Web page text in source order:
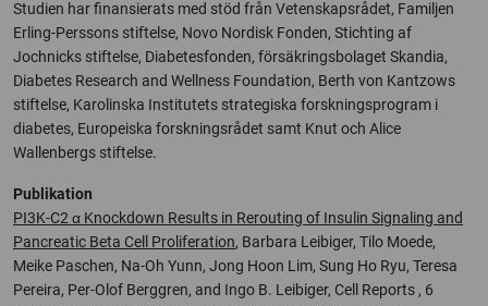
Studien har finansierats med stöd från Vetenskapsrådet, Familjen
Erling-Perssons stiftelse, Novo Nordisk Fonden, Stichting af
Jochnicks stiftelse, Diabetesfonden, försäkringsbolaget Skandia,
Diabetes Research and Wellness Foundation, Berth von Kantzows
stiftelse, Karolinska Institutets strategiska forskningsprogram i
diabetes, Europeiska forskningsrådet samt Knut och Alice
Wallenbergs stiftelse.
Publikation
PI3K-C2 α Knockdown Results in Rerouting of Insulin Signaling and
Pancreatic Beta Cell Proliferation, Barbara Leibiger, Tilo Moede,
Meike Paschen, Na-Oh Yunn, Jong Hoon Lim, Sung Ho Ryu, Teresa
Pereira, Per-Olof Berggren, and Ingo B. Leibiger, Cell Reports , 6